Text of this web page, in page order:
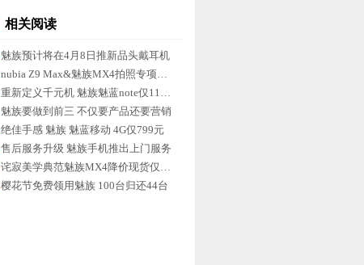
相关阅读
魅族预计将在4月8日推新品头戴耳机
nubia Z9 Max&魅族MX4拍照专项对比
重新定义千元机 魅族魅蓝note仅1180元
魅族要做到前三 不仅要产品还要营销
绝佳手感 魅族 魅蓝移动 4G仅799元
售后服务升级 魅族手机推出上门服务
诧寂美学典范魅族MX4降价现货仅1720元
樱花节免费领用魅族 100台归还44台